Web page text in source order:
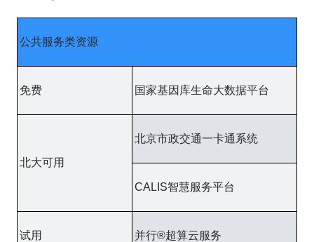
公共服务类资源
免费 国家基因库生命大数据平台
北大可用
北京市政交通一卡通系统
CALIS智慧服务平台
试用 并行®超算云服务